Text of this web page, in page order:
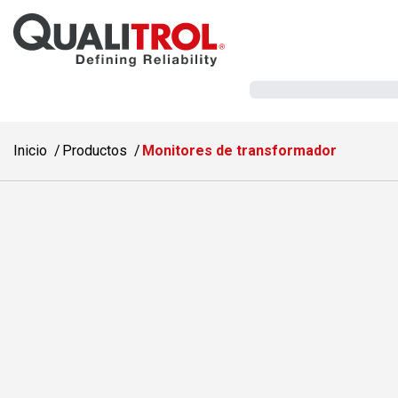
Saltar al contenido principal
Inicio Productos Monitores de transformador